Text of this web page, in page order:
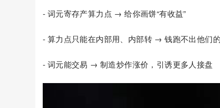
- 词元寄存产算力点 → 给你画饼“有收益”
- 算力点只能在内部用、内部转 → 钱跑不出他们
- 词元能交易 → 制造炒作涨价，引诱更多人接盘